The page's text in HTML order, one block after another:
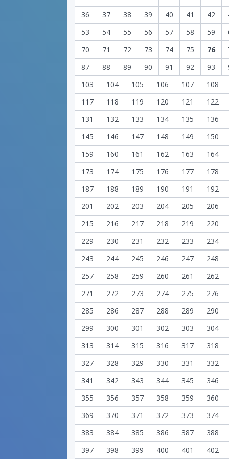
36
37 38 39 40 41 42
53
54 55 56 57 58 59
70
71 72 73 74 75 76
87
88 89 90 91 92 93
103
104 105 106 107
108
117
118 119 120 121
122
131
132 133 134 135
136
145
146 147 148 149
150
159
160 161 162 163
164
173
174 175 176 177
178
187
188 189 190 191
192
201
202 203 204 205
206
215
216 217 218 219
220
229
230 231 232 233
234
243
244 245 246 247
248
257
258 259 260 261
262
271
272 273 274 275
276
285
286 287 288 289
290
299
300 301 302 303
304
313
314 315 316 317
318
327
328 329 330 331
332
341
342 343 344 345
346
355
356 357 358 359
360
369
370 371 372 373
374
383
384 385 386 387
388
397
398 399 400 401 402